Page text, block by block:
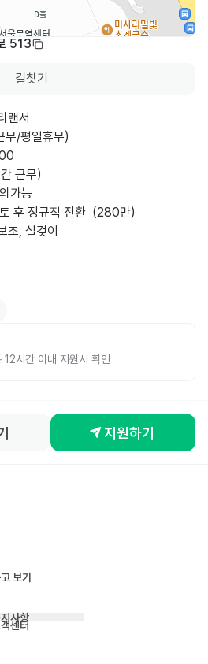
513
길찾기
랜서
/평일휴무)
근무)
가능
후 정규직 전환  (280만)
, 설겆이
12시간 이내 지원서 확인
지원하기
보기
사항
센터